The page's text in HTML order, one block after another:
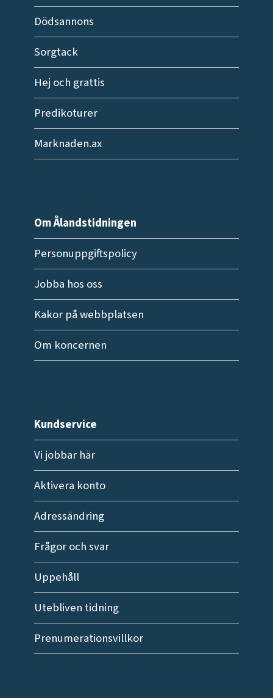
Dödsannons
Sorgtack
Hej och grattis
Predikoturer
Marknaden.ax
Om Ålandstidningen
Personuppgiftspolicy
Jobba hos oss
Kakor på webbplatsen
Om koncernen
Kundservice
Vi jobbar här
Aktivera konto
Adressändring
Frågor och svar
Uppehåll
Utebliven tidning
Prenumerationsvillkor